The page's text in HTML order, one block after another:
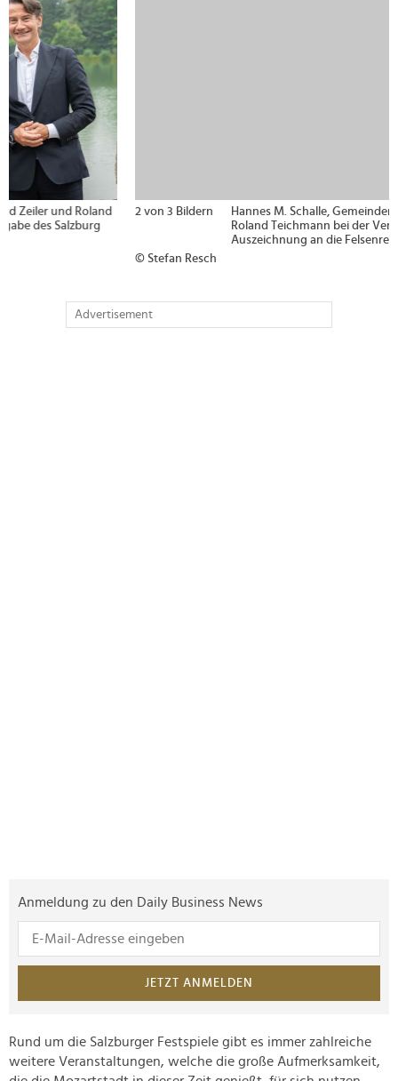
2 von 3 Bildern
Hannes M. Schalle, Gemeinderätin Sade Soyoye und
Roland Teichmann bei der Verleihung der
Auszeichnung an die Felsenreitschule Salzburg.
Advertisement
Anmeldung zu den Daily Business News
JETZT ANMELDEN
Rund um die Salzburger Festspiele gibt es immer zahlreiche
weitere Veranstaltungen, welche die große Aufmerksamkeit,